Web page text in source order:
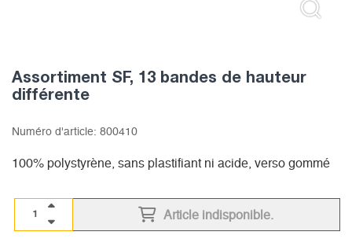
Assortiment SF, 13 bandes de hauteur
différente
Numéro d'article: 800410
100% polystyrène, sans plastifiant ni acide, verso gommé
Article indisponible.